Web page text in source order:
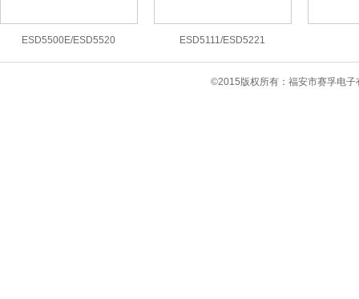
ESD5500E/ESD5520 ESD5111/ESD5221
©2015版权所有：福安市赛孚电